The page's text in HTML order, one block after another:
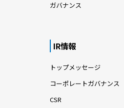
ガバナンス
IR情報
トップメッセージ
コーポレートガバナンス
CSR